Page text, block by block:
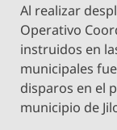
Al realizar
Operativo
instruidos en
municipales
disparos en el
municipio de